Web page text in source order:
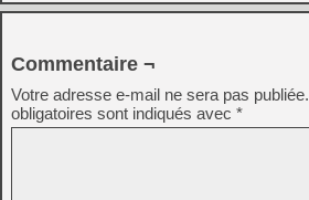
Commentaire ¬
Votre adresse e-mail ne sera pas publiée.
obligatoires sont indiqués avec *